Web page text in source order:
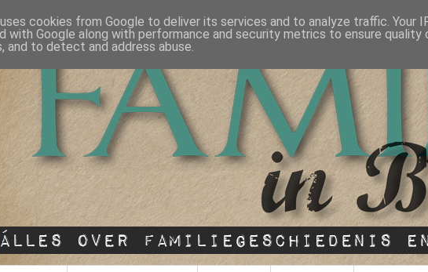
cookies from Google to deliver its services and to analyze traffic. Your
with Google along with performance and security metrics to ensure quality
and to detect and address abuse.